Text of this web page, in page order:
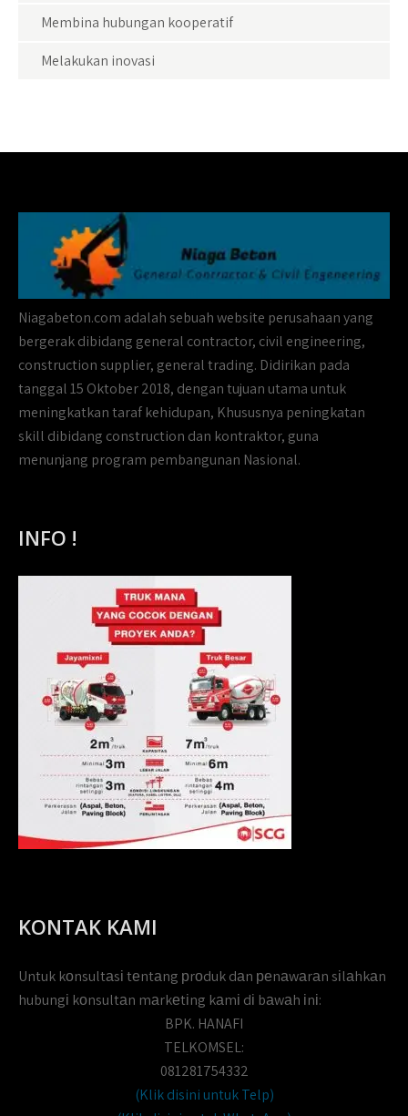
Membina hubungan kooperatif
Melakukan inovasi
Niagabeton.com adalah sebuah website perusahaan yang
bergerak dibidang general contractor, civil engineering,
construction supplier, general trading. Didirikan pada
tanggal 15 Oktober 2018, dengan tujuan utama untuk
meningkatkan taraf kehidupan, Khususnya peningkatan
skill dibidang construction dan kontraktor, guna
menunjang program pembangunan Nasional.
INFO !
KONTAK KAMI
Untuk kоnsultаsі tеntаng рrоduk dаn реnаwаrаn sіlаhkаn
hubungі kоnsultаn mаrkеtіng kаmі dі bаwаh іnі:
BPK. HANAFI
TELKOMSEL:
081281754332
(Klik disini untuk Telp)